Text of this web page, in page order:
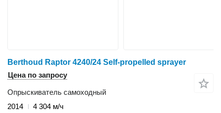
Berthoud Raptor 4240/24 Self-propelled sprayer
Цена по запросу
Опрыскиватель самоходный
2014
4 304 м/ч